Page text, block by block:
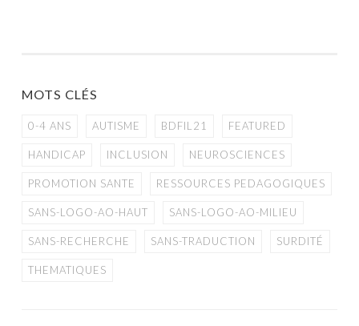
MOTS CLÉS
0-4 ANS AUTISME BDFIL21 FEATURED
HANDICAP INCLUSION NEUROSCIENCES
PROMOTION SANTE RESSOURCES PEDAGOGIQUES
SANS-LOGO-AO-HAUT SANS-LOGO-AO-MILIEU
SANS-RECHERCHE SANS-TRADUCTION SURDITÉ
THEMATIQUES